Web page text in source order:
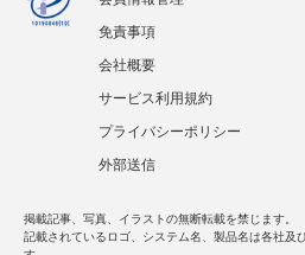
免責事項
会社概要
サービス利用規約
プライバシーポリシー
外部送信
掲載記事、写真、イラストの無断転載を禁じます。
記載されているロゴ、システム名、製品名は各社及